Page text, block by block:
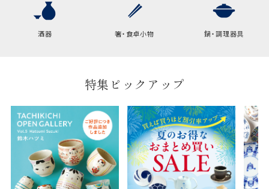
酒器 箸・食卓小物 鍋・調理器具
特集ピックアップ